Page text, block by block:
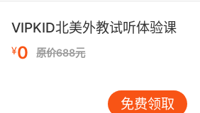
兵们很快便试图杀回 岸边的
侵者已经被压制
VIPKID北美外教试听体验课
¥0 原价688元
免费领取